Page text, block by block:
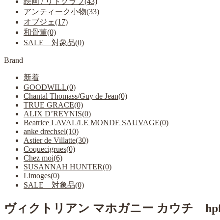
アンティーク小物(33)
オブジェ(17)
和骨董(0)
SALE 対象品(0)
Brand
新着
GOODWILL(0)
Chantal Thomass/Guy de Jean(0)
TRUE GRACE(0)
ALIX D’REYNIS(0)
Beatrice LAVAL/LE MONDE SAUVAGE(0)
anke drechsel(10)
Astier de Villatte(30)
Coquecigrues(0)
Chez moi(6)
SUSANNAH HUNTER(0)
Limoges(0)
SALE 対象品(0)
ヴィクトリアン マホガニー カウチ